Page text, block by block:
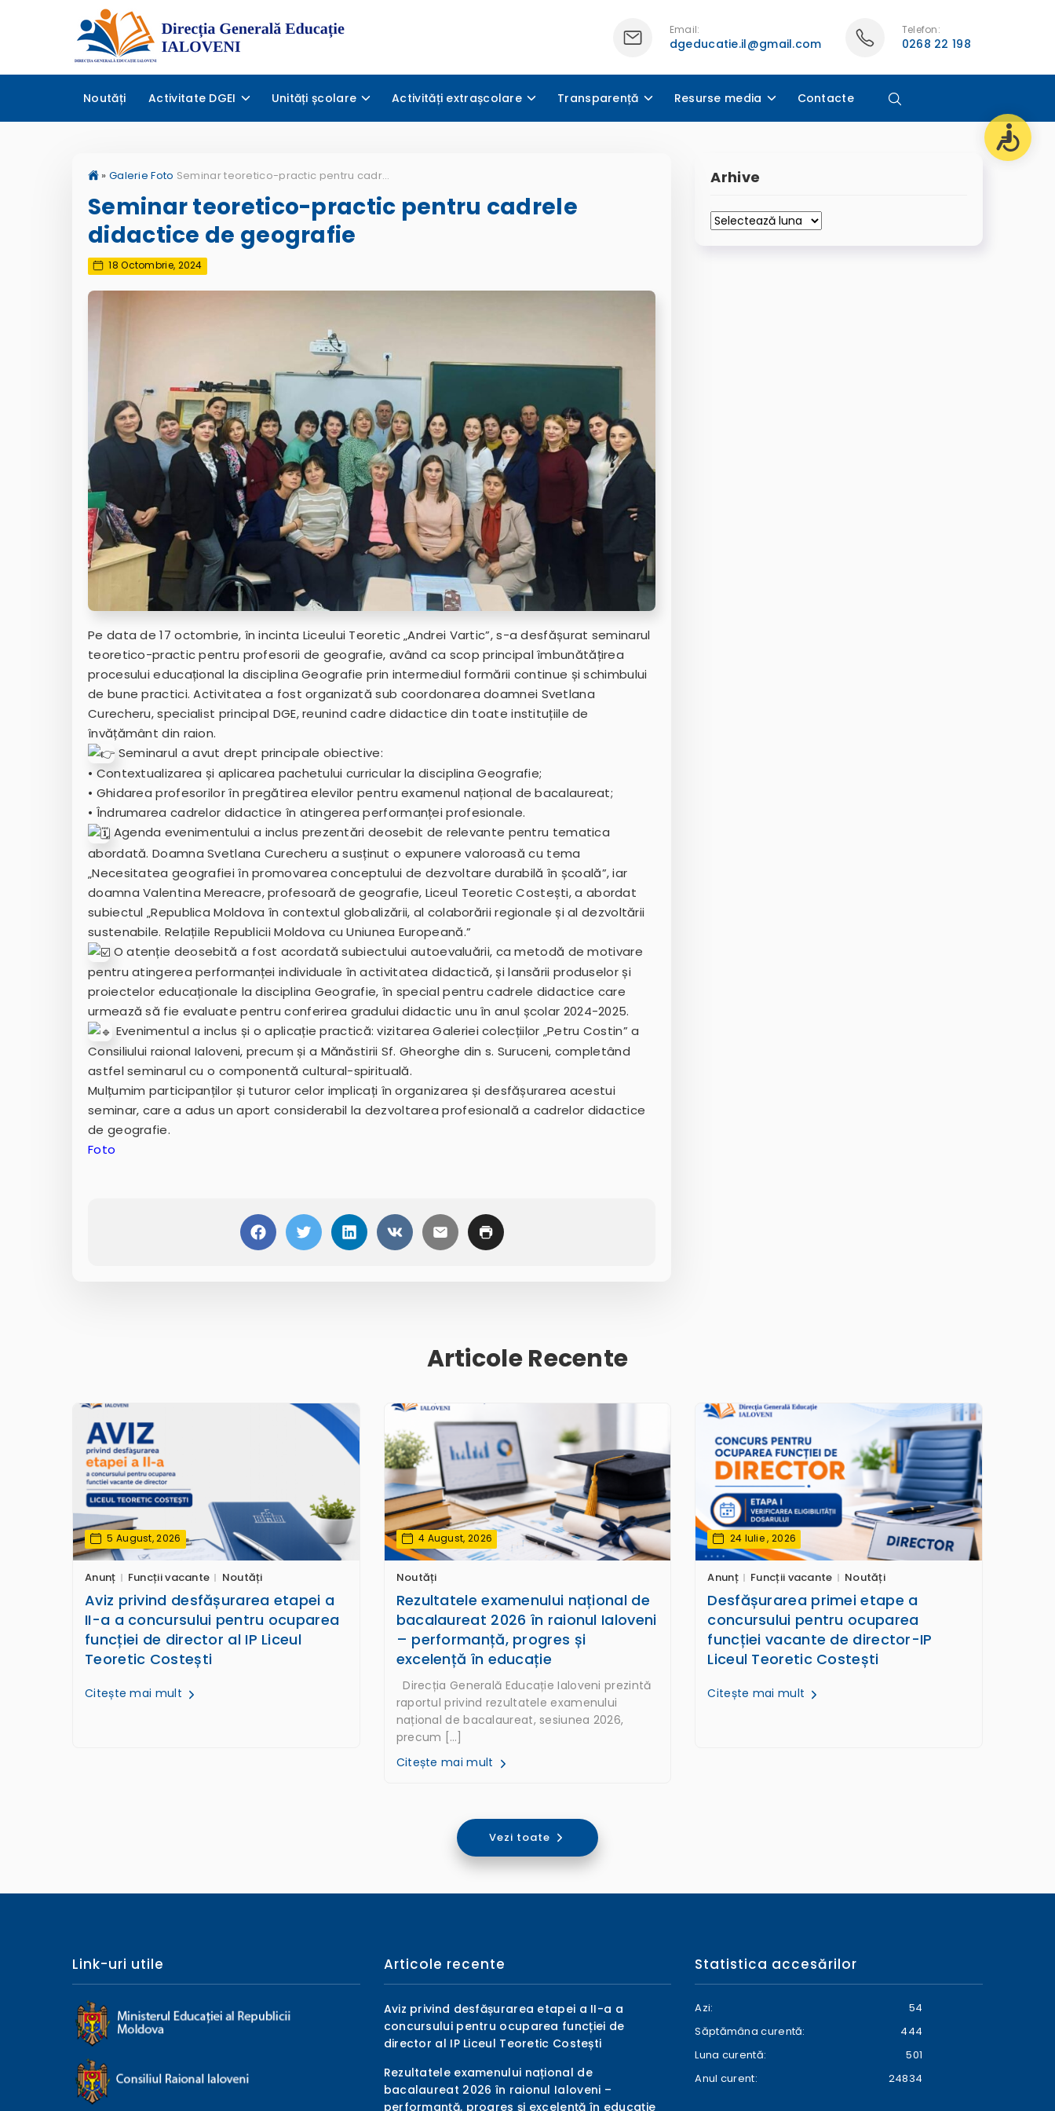
Email:
dgeducatie.il@gmail.com
Telefon:
0268 22 198
Noutăți Activitate DGEI Unități școlare Activități extrașcolare Transparență Resurse media Contacte
» Galerie Foto Seminar teoretico-practic pentru cadrele didactice de geografie
Seminar teoretico-practic pentru cadrele
didactice de geografie
18 Octombrie, 2024
Pe data de 17 octombrie, în incinta Liceului Teoretic „Andrei Vartic”, s-a desfășurat seminarul
teoretico-practic pentru profesorii de geografie, având ca scop principal îmbunătățirea
procesului educațional la disciplina Geografie prin intermediul formării continue și schimbului
de bune practici. Activitatea a fost organizată sub coordonarea doamnei Svetlana
Curecheru, specialist principal DGE, reunind cadre didactice din toate instituțiile de
învățământ din raion.
Seminarul a avut drept principale obiective:
• Contextualizarea și aplicarea pachetului curricular la disciplina Geografie;
• Ghidarea profesorilor în pregătirea elevilor pentru examenul național de bacalaureat;
• Îndrumarea cadrelor didactice în atingerea performanței profesionale.
Agenda evenimentului a inclus prezentări deosebit de relevante pentru tematica
abordată. Doamna Svetlana Curecheru a susținut o expunere valoroasă cu tema
„Necesitatea geografiei în promovarea conceptului de dezvoltare durabilă în școală”, iar
doamna Valentina Mereacre, profesoară de geografie, Liceul Teoretic Costești, a abordat
subiectul „Republica Moldova în contextul globalizării, al colaborării regionale și al dezvoltării
sustenabile. Relațiile Republicii Moldova cu Uniunea Europeană.”
O atenție deosebită a fost acordată subiectului autoevaluării, ca metodă de motivare
pentru atingerea performanței individuale în activitatea didactică, și lansării produselor și
proiectelor educaționale la disciplina Geografie, în special pentru cadrele didactice care
urmează să fie evaluate pentru conferirea gradului didactic unu în anul școlar 2024-2025.
Evenimentul a inclus și o aplicație practică: vizitarea Galeriei colecțiilor „Petru Costin” a
Consiliului raional Ialoveni, precum și a Mănăstirii Sf. Gheorghe din s. Suruceni, completând
astfel seminarul cu o componentă cultural-spirituală.
Mulțumim participanților și tuturor celor implicați în organizarea și desfășurarea acestui
seminar, care a adus un aport considerabil la dezvoltarea profesională a cadrelor didactice
de geografie.
Foto
Arhive
Arhive
Articole Recente
5 August, 2026
Anunț Funcții vacante Noutăți
Aviz privind desfășurarea etapei a
II-a a concursului pentru ocuparea
funcției de director al IP Liceul
Teoretic Costești
Citește mai mult
4 August, 2026
Noutăți
Rezultatele examenului național de
bacalaureat 2026 în raionul Ialoveni
– performanță, progres și
excelență în educație
Direcția Generală Educație Ialoveni prezintă
raportul privind rezultatele examenului
național de bacalaureat, sesiunea 2026,
precum […]
Citește mai mult
24 Iulie , 2026
Anunț Funcții vacante Noutăți
Desfășurarea primei etape a
concursului pentru ocuparea
funcției vacante de director-IP
Liceul Teoretic Costești
Citește mai mult
Vezi toate
Link-uri utile Articole recente
Aviz privind desfășurarea etapei a II-a a
concursului pentru ocuparea funcției de
director al IP Liceul Teoretic Costești
Rezultatele examenului național de
bacalaureat 2026 în raionul Ialoveni –
performanță, progres și excelență în educație
Statistica accesărilor
Azi:
54
Săptămâna curentă:
444
Luna curentă:
501
Anul curent:
24834